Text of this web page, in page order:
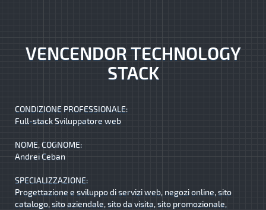
VENCENDOR TECHNOLOGY
STACK
CONDIZIONE PROFESSIONALE:
Full-stack Sviluppatore web
NOME, COGNOME:
Andrei Ceban
SPECIALIZZAZIONE:
Progettazione e sviluppo di servizi web, negozi online, sito
catalogo, sito aziendale, sito da visita, sito promozionale,